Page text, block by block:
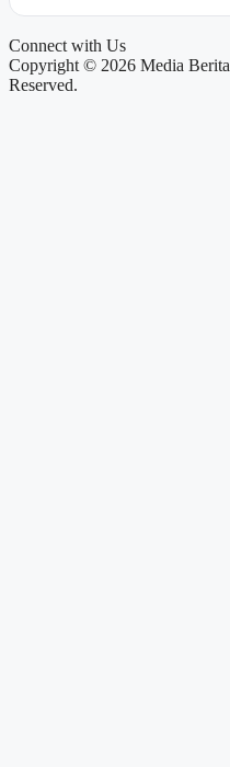
Connect with Us
Copyright © 2026 Media
Reserved.